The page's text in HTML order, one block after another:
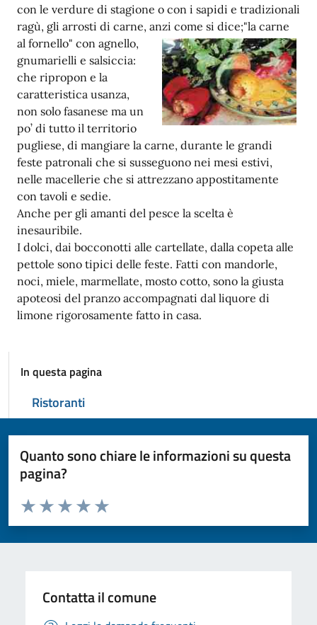
con le verdure di stagione o con i sapidi e tradizionali
ragù, gli arrosti di carne, anzi come si dice;"la carne
al fornello" con agnello,
gnumarielli e salsiccia:
che ripropon e la
caratteristica usanza,
non solo fasanese ma un
po’ di tutto il territorio
pugliese, di mangiare la carne, durante le grandi
feste patronali che si susseguono nei mesi estivi,
nelle macellerie che si attrezzano appostitamente
con tavoli e sedie.
Anche per gli amanti del pesce la scelta è
inesauribile.
I dolci, dai bocconotti alle cartellate, dalla copeta alle
pettole sono tipici delle feste. Fatti con mandorle,
noci, miele, marmellate, mosto cotto, sono la giusta
apoteosi del pranzo accompagnati dal liquore di
limone rigorosamente fatto in casa.
In questa pagina
Ristoranti
Quanto sono chiare le informazioni su questa
pagina?
Valuta da 1 a 5 stelle la pagina
Valuta 5 stelle su 5
Valuta 4 stelle su 5
Valuta 3 stelle su 5
Valuta 2 stelle su 5
Valuta 1 stelle su 5
Contatta il comune